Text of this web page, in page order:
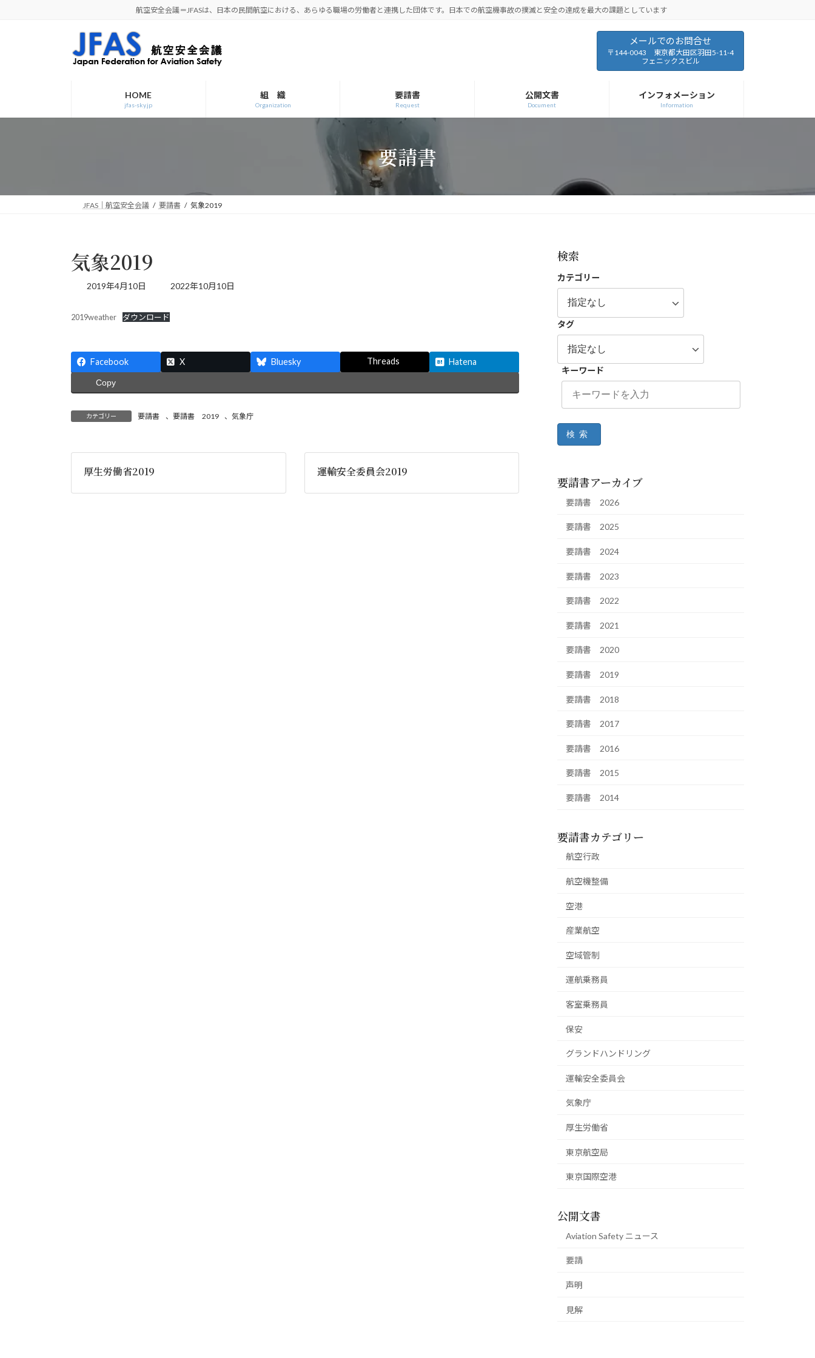
航空安全会議＝JFASは、日本の民間航空における、あらゆる職場の労働者と連携した団体です。日本での航空機事故の撲滅と安全の達成を最大の課題としています
メールでのお問合せ
〒144-0043 東京都大田区羽田5-11-4
フェニックスビル
HOME
jfas-sky.jp
組 織
Organization
要請書
Request
公開文書
Document
インフォメーション
Information
要請書
JFAS｜航空安全会議 要請書 気象2019
気象2019
2019年4月10日
最
:
2022年10月10日
2019weather ダウンロード
Facebook X Bluesky Threads Hatena
Copy
カテゴリー 要請書 、 要請書 2019 、気象庁
厚生労働省2019 運輸安全委員会2019
検索
カテゴリー
タグ
キーワード
検索
要請書アーカイブ
要請書 2026
要請書 2025
要請書 2024
要請書 2023
要請書 2022
要請書 2021
要請書 2020
要請書 2019
要請書 2018
要請書 2017
要請書 2016
要請書 2015
要請書 2014
要請書カテゴリー
航空行政
航空機整備
空港
産業航空
空域管制
運航乗務員
客室乗務員
保安
グランドハンドリング
運輸安全委員会
気象庁
厚生労働省
東京航空局
東京国際空港
公開文書
Aviation Safety ニュース
要請
声明
見解